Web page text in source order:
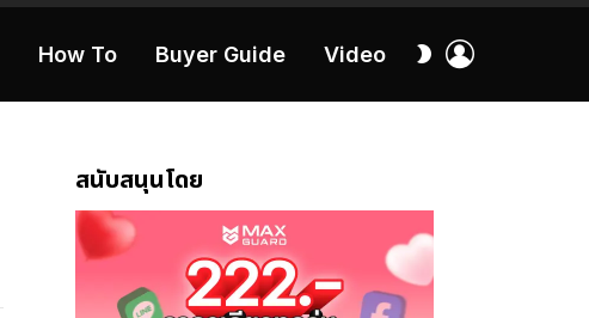
How To Buyer Guide Video
สลับ
สนับสนุนโดย